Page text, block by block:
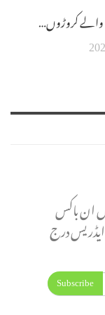
والے کروڑوں…
ان باکس
درج
Subscribe